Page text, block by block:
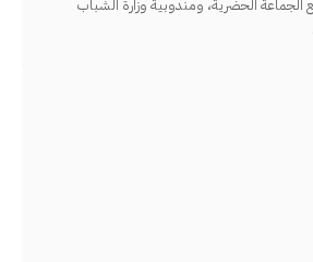
الجماعة الحضرية، ومندوبية وزارة الشباب